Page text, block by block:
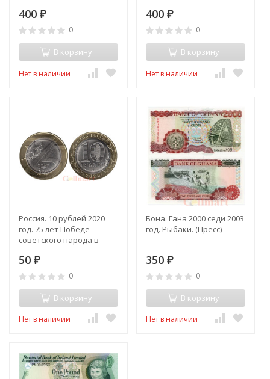
400 ₽
0
В корзину
Нет в наличии
400 ₽
0
В корзину
Нет в наличии
Россия. 10 рублей 2020
год. 75 лет Победе
советского народа в
войне.
50 ₽
0
В корзину
Нет в наличии
Бона. Гана 2000 седи 2003
год. Рыбаки. (Пресс)
350 ₽
0
В корзину
Нет в наличии